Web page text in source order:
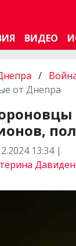
ВИДЕО
/
от Днепра
13:34 |